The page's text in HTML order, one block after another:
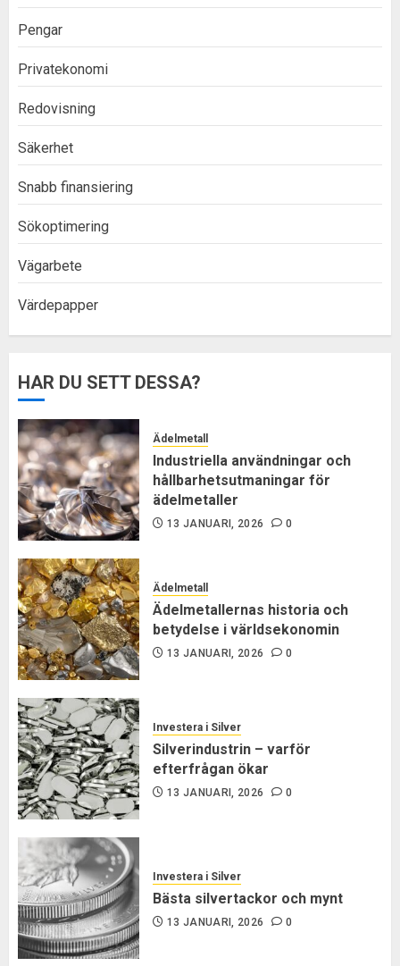
Pengar
Privatekonomi
Redovisning
Säkerhet
Snabb finansiering
Sökoptimering
Vägarbete
Värdepapper
HAR DU SETT DESSA?
Ädelmetall
Industriella användningar och
hållbarhetsutmaningar för
ädelmetaller
13 JANUARI, 2026 0
Ädelmetall
Ädelmetallernas historia och
betydelse i världsekonomin
13 JANUARI, 2026 0
Investera i Silver
Silverindustrin – varför
efterfrågan ökar
13 JANUARI, 2026 0
Investera i Silver
Bästa silvertackor och mynt
13 JANUARI, 2026 0